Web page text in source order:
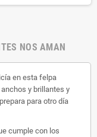
NOS AMAN
en esta felpa
y brillantes y
para otro día
cumple con los